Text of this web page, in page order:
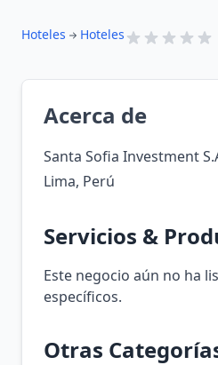
Hoteles Hoteles
Acerca de
Santa Sofia Investment
Lima, Perú
Servicios &
Este negocio aún no ha
específicos.
Otras